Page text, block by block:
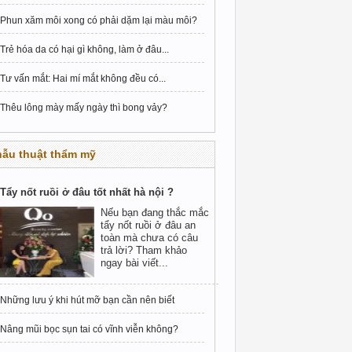
Phun xăm môi xong có phải dặm lại màu môi?
Trẻ hóa da có hại gì không, làm ở đâu...
Tư vấn mắt: Hai mí mắt không đều có...
Thêu lông mày mấy ngày thì bong vảy?
thuật thẩm mỹ
Tẩy nốt ruồi ở đâu tốt nhất hà nội ?
Nếu bạn đang thắc mắc
tẩy nốt ruồi ở đâu an
toàn mà chưa có câu
trả lời? Tham khảo
ngay bài viết...
Những lưu ý khi hút mỡ bạn cần nên biết
Nâng mũi bọc sụn tai có vĩnh viễn không?